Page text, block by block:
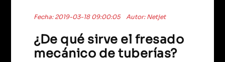
Fecha: 2019-03-18 09:00:05 Autor: Netjet
¿De qué sirve el fresado
mecánico de tuberías?